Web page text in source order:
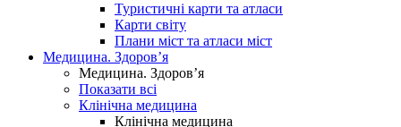
Туристичні карти та атласи
Карти світу
Плани міст та атласи міст
Медицина. Здоров’я
Медицина. Здоров’я
Показати всі
Клінічна медицина
Клінічна медицина